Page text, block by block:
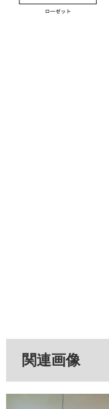
関連画像